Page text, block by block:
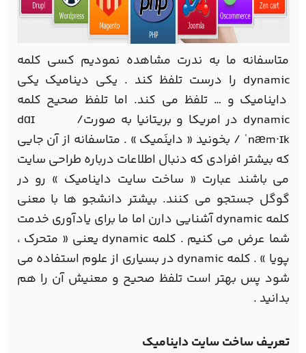
متاسفانه ما به ندرت مشاهده نمودیم کسی کلمه
dynamic را درست تلفظ کند . یکی دینامیک یکی
داینامیک و … تلفظ می کند. اما تلفظ صحیح کلمه
dynamic در امریکا و بریتانیا به صورت/ dɑɪ
ˈnæm·ɪk / بخونید « داینَمیک » . متاسفانه از آن جایی
که بیشتر افرادی که دنبال اطلاعات درباره طراحی سایت
می باشند عبارت « ساخت سایت داینامیک » رو در
گوگل جستجو می کنند. بیشتر دانشجو ها با معنی
کلمه dynamic آشنایی دارن اما ما برای یادآوری خدمت
شما عرض می کنیم . کلمه dynamic یعنی « متحرک ،
پویا » . کلمه dynamic در بسیاری از علوم استفاده می
شود پس بهتر است تلفظ صحیح و معنیش آن را هم
بدانید .
تعریف ساخت سایت داینامیک